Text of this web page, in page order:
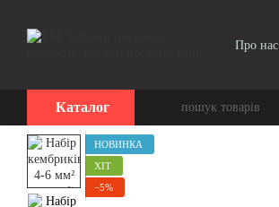
Про нас
Каталог
НОВИНКА
ХІТ
−5%